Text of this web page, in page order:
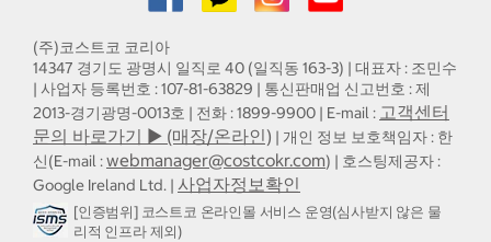
(주)코스트코 코리아
14347 경기도 광명시 일직로 40 (일직동 163-3) | 대표자 : 조민수
| 사업자 등록번호 : 107-81-63829 | 통신판매업 신고번호 : 제
2013-경기광명-0013호 | 전화 : 1899-9900 | E-mail : 고객센터
문의 바로가기 ▶ (매장/온라인) | 개인 정보 보호책임자 : 한
신(E-mail :webmanager@costcokr.com) | 호스팅제공자 :
Google Ireland Ltd. | 사업자정보확인
[인증범위] 코스트코 온라인몰 서비스 운영(심사받지 않은 물
리적 인프라 제외)